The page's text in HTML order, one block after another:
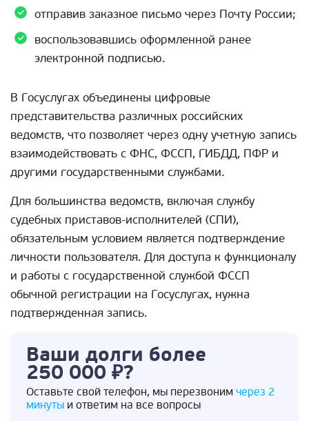
отправив заказное письмо через Почту России;
воспользовавшись оформленной ранее
электронной подписью.
В Госуслугах объединены цифровые
представительства различных российских
ведомств, что позволяет через одну учетную запись
взаимодействовать с ФНС, ФССП, ГИБДД, ПФР и
другими государственными службами.
Для большинства ведомств, включая службу
судебных приставов-исполнителей (СПИ),
обязательным условием является подтверждение
личности пользователя. Для доступа к функционалу
и работы с государственной службой ФССП
обычной регистрации на Госуслугах, нужна
подтвержденная запись.
Ваши долги более
250 000 ₽?
Оставьте свой телефон, мы перезвоним через 2
минуты и ответим на все вопросы